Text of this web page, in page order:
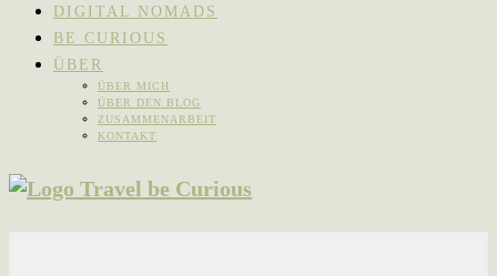
DIGITAL NOMADS
BE CURIOUS
ÜBER
ÜBER MICH
ÜBER DEN BLOG
ZUSAMMENARBEIT
KONTAKT